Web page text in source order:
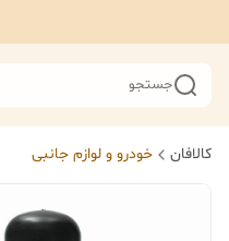
جستجو
کالافان خودرو و لوازم جانبی